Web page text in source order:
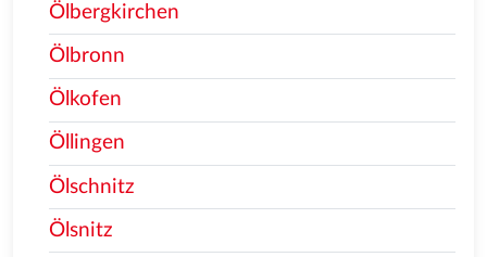
Ölbergkirchen
Ölbronn
Ölkofen
Öllingen
Ölschnitz
Ölsnitz